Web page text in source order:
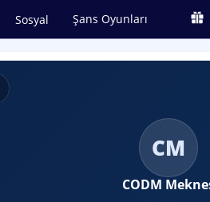
Sosyal Şans Oyunları
CM
CODM